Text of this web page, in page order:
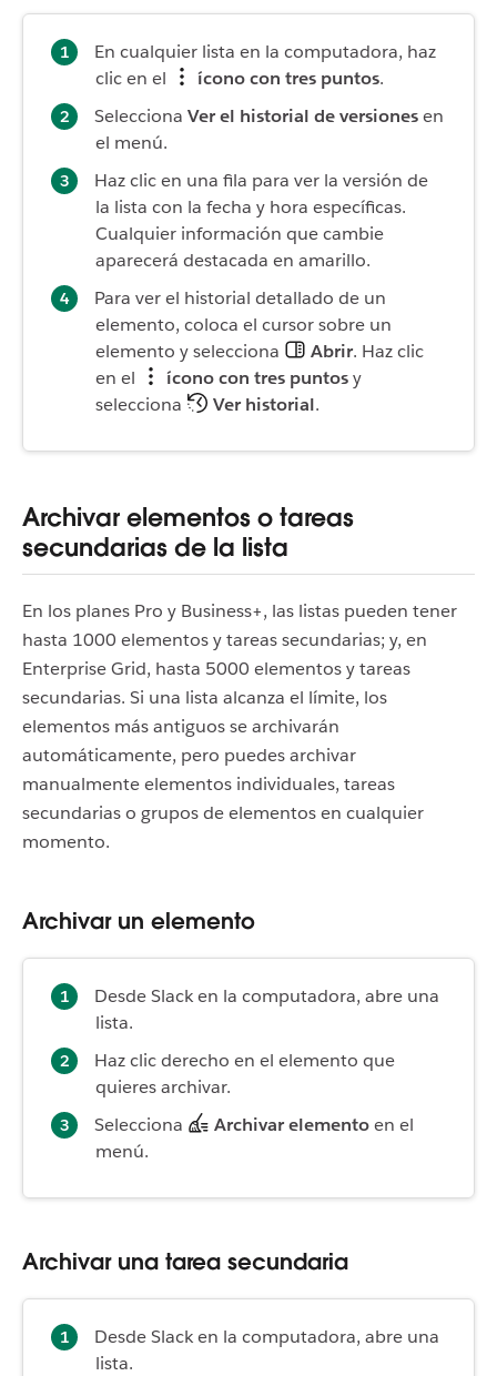
En cualquier lista en la computadora, haz
clic en el
ícono con tres puntos.
Selecciona Ver el historial de versionesen
el menú.
Haz clic en una fila para ver la versión de
la lista con la fecha y hora específicas.
Cualquier información que cambie
aparecerá destacada en amarillo.
Para ver el historial detallado de un
elemento, coloca el cursor sobre un
elemento y selecciona
Abrir. Haz clic
en el
ícono con tres puntosy
selecciona
Ver historial.
Archivar elementos o tareas
secundarias de la lista
En los planes Pro y Business+, las listas pueden tener
hasta 1000 elementos y tareas secundarias; y, en
Enterprise Grid, hasta 5000 elementos y tareas
secundarias. Si una lista alcanza el límite, los
elementos más antiguos se archivarán
automáticamente, pero puedes archivar
manualmente elementos individuales, tareas
secundarias o grupos de elementos en cualquier
momento.
Archivar un elemento
Desde Slack en la computadora, abre una
lista.
Haz clic derecho en el elemento que
quieres archivar.
Selecciona
Archivar elementoen el
menú.
Archivar una tarea secundaria
Desde Slack en la computadora, abre una
lista.